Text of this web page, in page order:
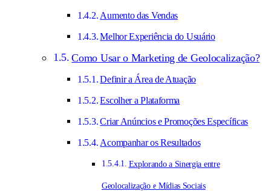
Aumento das Vendas
Melhor Experiência do Usuário
Como Usar o Marketing de Geolocalização?
Definir a Área de Atuação
Escolher a Plataforma
Criar Anúncios e Promoções Específicas
Acompanhar os Resultados
Explorando a Sinergia entre
Geolocalização e Mídias Sociais